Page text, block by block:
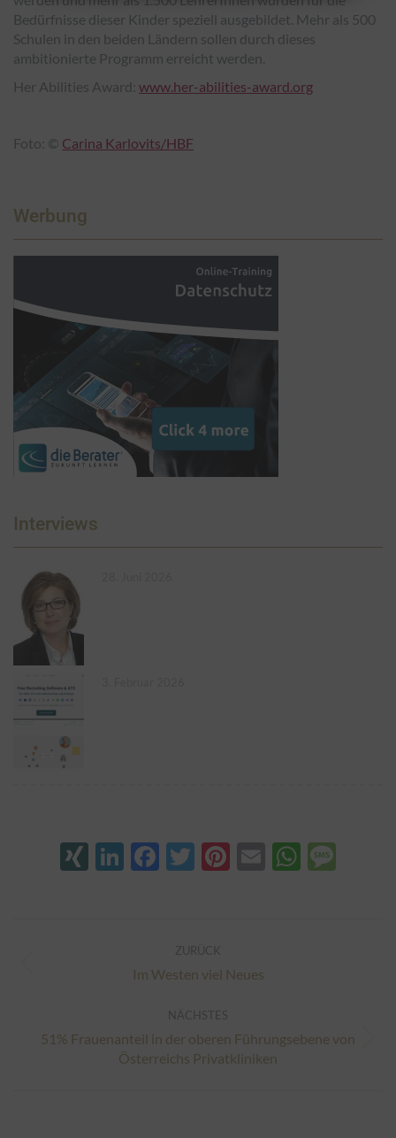
Bedürfnisse dieser Kinder speziell ausgebildet. Mehr als 500
Schulen in den beiden Ländern sollen durch dieses
ambitionierte Programm erreicht werden.
Her Abilities Award: www.her-abilities-award.org
Foto: © Carina Karlovits/HBF
Werbung
Interviews
XINGLinkedIn
Facebook
Twitter
Pinterest
Email
ZURÜCK
Vorheriger
Im Westen viel Neues
NÄCHSTES
Nächster
Beitrag:
51% Frauenanteil in der oberen Führungsebene von
Österreichs Privatkliniken